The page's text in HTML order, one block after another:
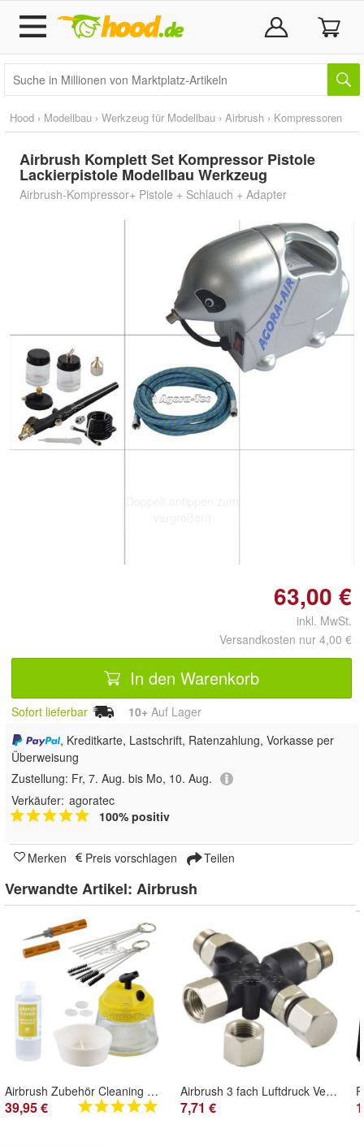
Hood › Modellbau › Werkzeug für Modellbau › Airbrush › Kompressoren
Airbrush Komplett Set Kompressor Pistole
Lackierpistole Modellbau Werkzeug
Airbrush-Kompressor+ Pistole + Schlauch + Adapter
63,00 €
inkl. MwSt.
Versandkosten nur 4,00 €
In den Warenkorb
Sofort lieferbar 10+ Auf Lager
, Kreditkarte, Lastschrift, Ratenzahlung, Vorkasse per
Überweisung
Zustellung: Fr, 7. Aug. bis Mo, 10. Aug.
Verkäufer: agoratec
100% positiv
Merken Preis vorschlagen Teilen
Verwandte Artikel: Airbrush
Airbrush Zubehör Cleaning Pot Bürsten Nadeln Reinigungs set Pistole säubern
39,95 €
Airbrush 3 fach Luftdruck Verteiler Adapter Pistole Kompressor Set Zubehör
7,71 €